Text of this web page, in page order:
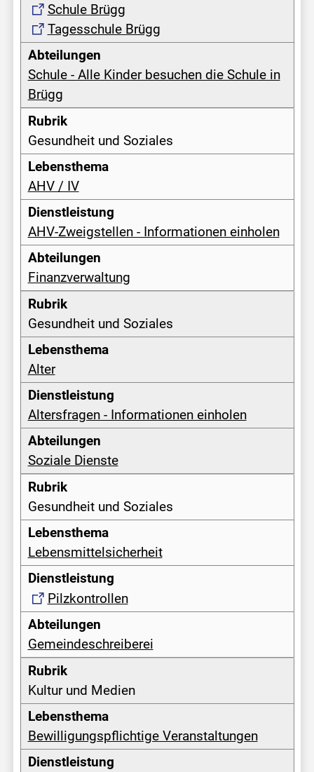
Schule Brügg
Tagesschule Brügg
Schule - Alle Kinder besuchen die Schule in
Brügg
Gesundheit und Soziales
AHV / IV
AHV-Zweigstellen - Informationen einholen
Finanzverwaltung
Gesundheit und Soziales
Alter
Altersfragen - Informationen einholen
Soziale Dienste
Gesundheit und Soziales
Lebensmittelsicherheit
Pilzkontrollen
Gemeindeschreiberei
Kultur und Medien
Bewilligungspflichtige Veranstaltungen